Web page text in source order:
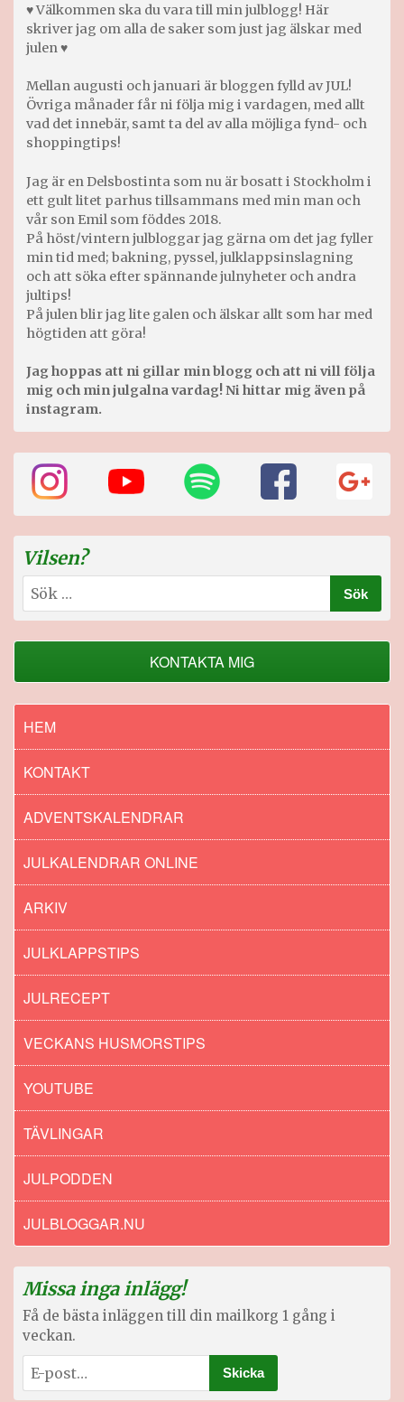
♥ Välkommen ska du vara till min julblogg! Här
skriver jag om alla de saker som just jag älskar med
julen ♥
Mellan augusti och januari är bloggen fylld av JUL!
Övriga månader får ni följa mig i vardagen, med allt
vad det innebär, samt ta del av alla möjliga fynd- och
shoppingtips!
Jag är en Delsbostinta som nu är bosatt i Stockholm i
ett gult litet parhus tillsammans med min man och
vår son Emil som föddes 2018.
På höst/vintern julbloggar jag gärna om det jag fyller
min tid med; bakning, pyssel, julklappsinslagning
och att söka efter spännande julnyheter och andra
jultips!
På julen blir jag lite galen och älskar allt som har med
högtiden att göra!
Jag hoppas att ni gillar min blogg och att ni vill följa
mig och min julgalna vardag! Ni hittar mig även på
instagram.
Vilsen?
Sök
efter:
KONTAKTA MIG
HEM
KONTAKT
ADVENTSKALENDRAR
JULKALENDRAR ONLINE
ARKIV
JULKLAPPSTIPS
JULRECEPT
VECKANS HUSMORSTIPS
YOUTUBE
TÄVLINGAR
JULPODDEN
JULBLOGGAR.NU
Missa inga inlägg!
Få de bästa inläggen till din mailkorg 1 gång i
veckan.